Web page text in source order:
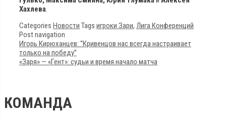
Хахлева.
Categories Новости Tags игроки Зари, Лига Конференций
Post navigation
Игорь Кирюханцев: “Кривенцов нас всегда настраивает
только на победу”
«Заря» — «Гент»: судьи и время начало матча
КОМАНДА